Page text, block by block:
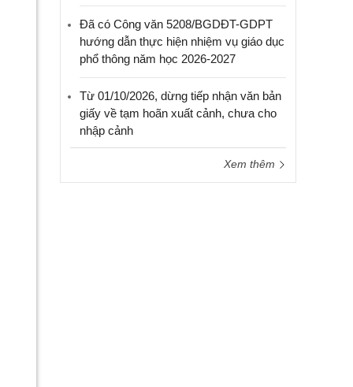
Đã có Công văn 5208/BGDĐT-GDPT
hướng dẫn thực hiện nhiệm vụ giáo dục
phổ thông năm học 2026-2027
Từ 01/10/2026, dừng tiếp nhận văn bản
giấy về tạm hoãn xuất cảnh, chưa cho
nhập cảnh
Xem thêm